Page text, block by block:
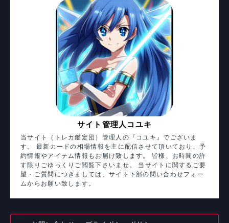
サイト管理人コユキ
当サイト（トレカ鑑定団）管理人の『コユキ』でございま
す。 最新カードの相場情報を主に配信させて頂いており、予
約情報やアイテム情報もお届け致します。 皆様、お時間の許
す限りごゆっくりご閲覧下さいませ。 当サイトに関するご要
望・ご質問につきましては、サイト下部の問い合わせフォー
ムからお願い致します。